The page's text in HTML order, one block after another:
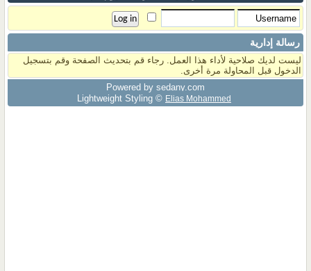
رسالة إدارية
ليست لديك صلاحية لأداء هذا العمل. رجاء قم بتحديث الصفحة وقم بتسجيل
الدخول قبل المحاولة مرة أخرى.
Powered by sedany.com
Lightweight Styling © Elias Mohammed